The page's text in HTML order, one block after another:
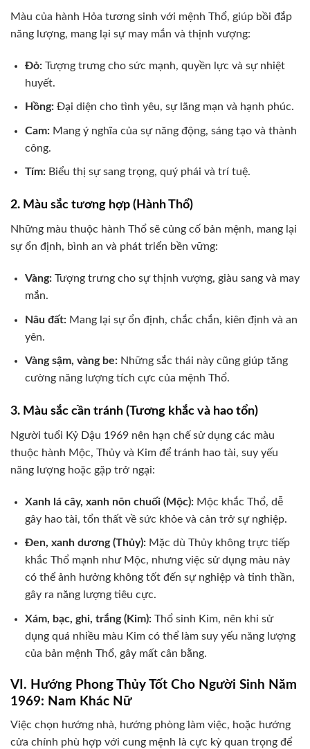
Màu của hành Hỏa tương sinh với mệnh Thổ, giúp bồi đắp
năng lượng, mang lại sự may mắn và thịnh vượng:
Đỏ:Tượng trưng cho sức mạnh, quyền lực và sự nhiệt
huyết.
Hồng:Đại diện cho tình yêu, sự lãng mạn và hạnh phúc.
Cam:Mang ý nghĩa của sự năng động, sáng tạo và thành
công.
Tím:Biểu thị sự sang trọng, quý phái và trí tuệ.
2. Màu sắc tương hợp (Hành Thổ)
Những màu thuộc hành Thổ sẽ củng cố bản mệnh, mang lại
sự ổn định, bình an và phát triển bền vững:
Vàng:Tượng trưng cho sự thịnh vượng, giàu sang và may
mắn.
Nâu đất:Mang lại sự ổn định, chắc chắn, kiên định và an
yên.
Vàng sậm, vàng be:Những sắc thái này cũng giúp tăng
cường năng lượng tích cực của mệnh Thổ.
3. Màu sắc cần tránh (Tương khắc và hao tổn)
Người tuổi Kỷ Dậu 1969 nên hạn chế sử dụng các màu
thuộc hành Mộc, Thủy và Kim để tránh hao tài, suy yếu
năng lượng hoặc gặp trở ngại:
Xanh lá cây, xanh nõn chuối (Mộc):Mộc khắc Thổ, dễ
gây hao tài, tổn thất về sức khỏe và cản trở sự nghiệp.
Đen, xanh dương (Thủy):Mặc dù Thủy không trực tiếp
khắc Thổ mạnh như Mộc, nhưng việc sử dụng màu này
có thể ảnh hưởng không tốt đến sự nghiệp và tinh thần,
gây ra năng lượng tiêu cực.
Xám, bạc, ghi, trắng (Kim):Thổ sinh Kim, nên khi sử
dụng quá nhiều màu Kim có thể làm suy yếu năng lượng
của bản mệnh Thổ, gây mất cân bằng.
VI. Hướng Phong Thủy Tốt Cho Người Sinh Năm
1969: Nam Khác Nữ
Việc chọn hướng nhà, hướng phòng làm việc, hoặc hướng
cửa chính phù hợp với cung mệnh là cực kỳ quan trọng để